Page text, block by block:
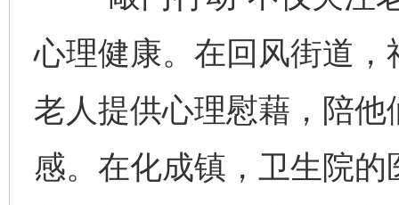
心理健康。在回风街道
老人提供心理慰藉，陪
感。在化成镇，卫生院